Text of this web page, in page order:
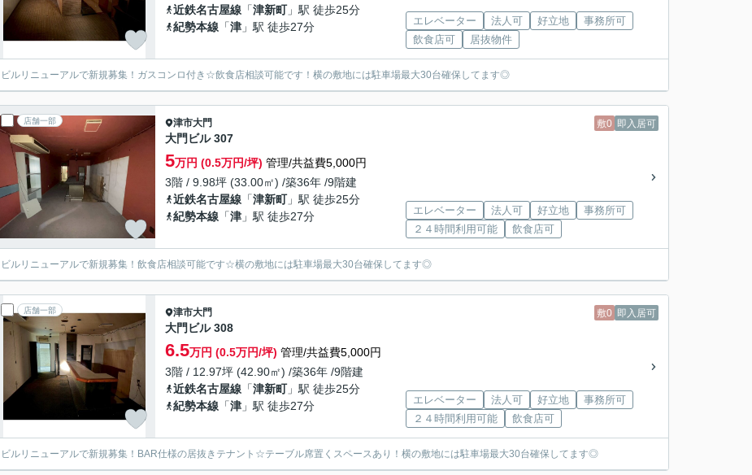
近鉄名古屋線 「津新町」駅 徒歩25分
紀勢本線 「津 」駅 徒歩27分 エレベーター 法人可 好立地
事務所可
飲食店可
居抜物件
ビルリニューアルで新規募集！ガスコンロ付き☆飲食店相談可能です！横の敷地には駐車場最大30台確保してます◎
店舗一部 敷0 即入居可
津市大門
大門ビル 307
5万円 (0.5万円/坪) 管理/共益費5,000円
3階 / 9.98坪 (33.00㎡) /築36年 /9階建
近鉄名古屋線 「津新町」駅 徒歩25分
紀勢本線 「津 」駅 徒歩27分 エレベーター 法人可 好立地
事務所可
２４時間利用可能
飲食店可
ビルリニューアルで新規募集！飲食店相談可能です☆横の敷地には駐車場最大30台確保してます◎
店舗一部 敷0 即入居可
津市大門
大門ビル 308
6.5万円 (0.5万円/坪) 管理/共益費5,000円
3階 / 12.97坪 (42.90㎡) /築36年 /9階建
近鉄名古屋線 「津新町」駅 徒歩25分
紀勢本線 「津 」駅 徒歩27分 エレベーター 法人可 好立地
事務所可
２４時間利用可能
飲食店可
ビルリニューアルで新規募集！BAR仕様の居抜きテナント☆テーブル席置くスペースあり！横の敷地には駐車場最大30台確保してます◎